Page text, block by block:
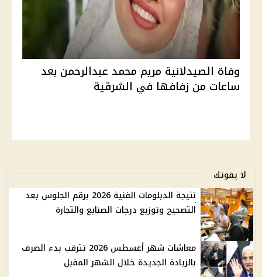
وفاة الصيدلانية مريم محمد عبدالرحمن بعد
ساعات من زفافها في الشرقية
لا يفوتك
نتيجة الدبلومات الفنية 2026 برقم الجلوس بعد
التصحيح وتوزيع درجات الصنايع والتجارة
معاشات شهر أغسطس 2026 تترقب بدء الصرف
بالزيادة الجديدة خلال الشهر المقبل